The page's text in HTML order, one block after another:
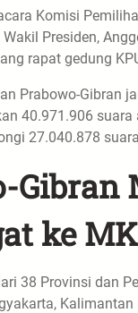
Komisi
Presiden,
rapat gedung
Prabowo-Gibran
40.971.906
27.040.878
Gibran
ke MK
38 Provinsi dan